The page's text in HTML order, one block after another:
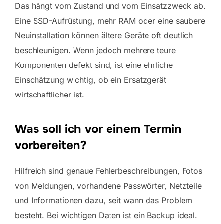
Das hängt vom Zustand und vom Einsatzzweck ab.
Eine SSD-Aufrüstung, mehr RAM oder eine saubere
Neuinstallation können ältere Geräte oft deutlich
beschleunigen. Wenn jedoch mehrere teure
Komponenten defekt sind, ist eine ehrliche
Einschätzung wichtig, ob ein Ersatzgerät
wirtschaftlicher ist.
Was soll ich vor einem Termin
vorbereiten?
Hilfreich sind genaue Fehlerbeschreibungen, Fotos
von Meldungen, vorhandene Passwörter, Netzteile
und Informationen dazu, seit wann das Problem
besteht. Bei wichtigen Daten ist ein Backup ideal.